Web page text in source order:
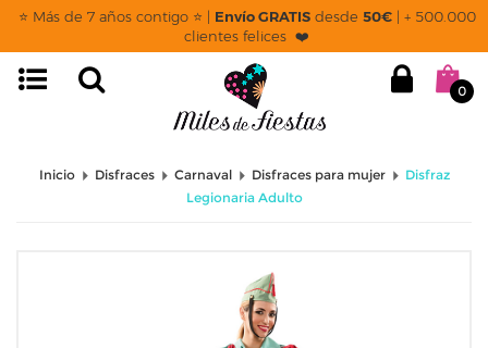
⭐ Más de 7 años contigo ⭐ | Envío GRATISdesde 50€| + 500.000
clientes felices ❤️
0
Inicio Disfraces Carnaval Disfraces para mujer
Disfraz
Legionaria Adulto